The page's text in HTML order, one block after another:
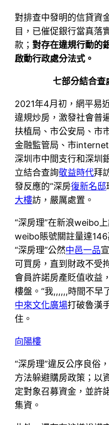
對排查中發明的信貸資
目，已催促銀行當真落
款；對存在違規行動的
啟動行政處分法式。
七部分結合查
2021年4月初，網平易
違規炒房，激發社會普
扶植局、市公安局、市
金融監管局、市
深圳市中間支行和深圳
立結合查詢敬益時代拜
發反應的“深房復新名邸
大樓訪，嚴厲處置。
“深房理”在新浪weibo
weibo賬號關註量達
“深房理”公然中邑一品
可買房，直到財政不受
會員許諾房產貶值收益
樓盤。“我,,,,,,時間不早
中來文化廣場打破魯漢
住。
向陽樓
“深房理”違反公序良俗
方法躲避購房政策；以
定對象召募資金，並許
集資。